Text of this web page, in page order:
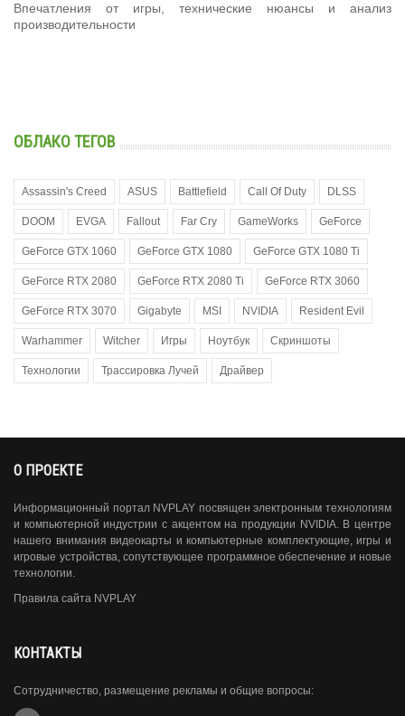
Впечатления от игры, технические нюансы и анализ
производительности
ОБЛАКО ТЕГОВ
Assassin's Creed ASUS Battlefield Call Of Duty DLSS
DOOM EVGA Fallout Far Cry GameWorks GeForce
GeForce GTX 1060 GeForce GTX 1080 GeForce GTX 1080 Ti
GeForce RTX 2080 GeForce RTX 2080 Ti GeForce RTX 3060
GeForce RTX 3070 Gigabyte MSI NVIDIA Resident Evil
Warhammer Witcher Игры Ноутбук Скриншоты
Технологии Трассировка Лучей Драйвер
О ПРОЕКТЕ
Информационный портал NVPLAY посвящен электронным технологиям
и компьютерной индустрии с акцентом на продукции NVIDIA. В центре
нашего внимания видеокарты и компьютерные комплектующие, игры и
игровые устройства, сопутствующее программное обеспечение и новые
технологии.
Правила сайта NVPLAY
КОНТАКТЫ
Сотрудничество, размещение рекламы и общие вопросы: